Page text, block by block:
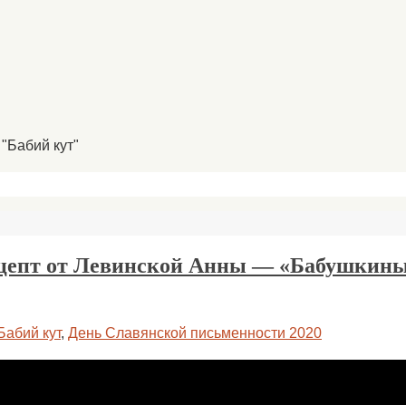
кут"
от Левинской Анны —
кут, День Славянской письменности 2020